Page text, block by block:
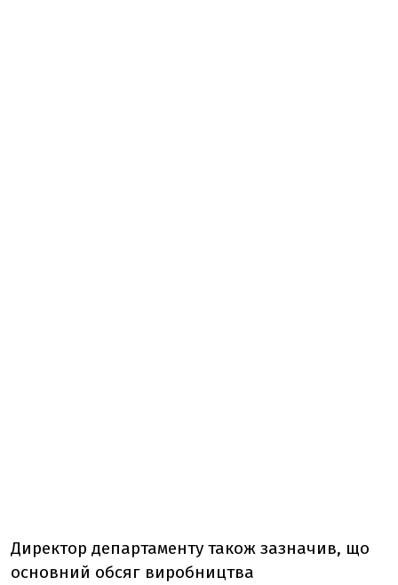
Директор департаменту також зазначив, що
основний обсяг виробництва